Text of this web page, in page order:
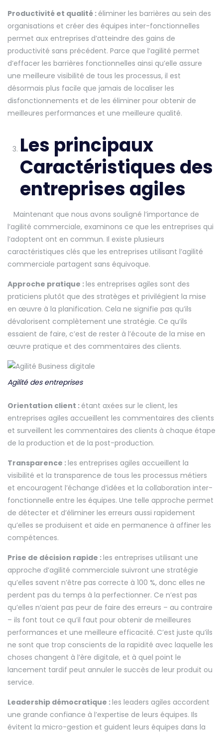
Productivité et qualité : éliminer les barrières au sein des
organisations et créer des équipes inter-fonctionnelles
permet aux entreprises d’atteindre des gains de
productivité sans précédent. Parce que l’agilité permet
d’effacer les barrières fonctionnelles ainsi qu’elle assure
une meilleure visibilité de tous les processus, il est
désormais plus facile que jamais de localiser les
disfonctionnements et de les éliminer pour obtenir de
meilleures performances et une meilleure qualité.
Les principaux
Caractéristiques des
entreprises agiles
Maintenant que nous avons souligné l’importance de
l’agilité commerciale, examinons ce que les entreprises qui
l’adoptent ont en commun. Il existe plusieurs
caractéristiques clés que les entreprises utilisant l’agilité
commerciale partagent sans équivoque.
Approche pratique :les entreprises agiles sont des
praticiens plutôt que des stratèges et privilégient la mise
en œuvre à la planification. Cela ne signifie pas qu’ils
dévalorisent complètement une stratégie. Ce qu’ils
essaient de faire, c’est de rester à l’écoute de la mise en
œuvre pratique et des commentaires des clients.
Agilité des entreprises
Orientation client : étant axées sur le client, les
entreprises agiles accueillent les commentaires des clients
et surveillent les commentaires des clients à chaque étape
de la production et de la post-production.
Transparence :les entreprises agiles accueillent la
visibilité et la transparence de tous les processus métiers
et encouragent l’échange d’idées et la collaboration inter-
fonctionnelle entre les équipes. Une telle approche permet
de détecter et d’éliminer les erreurs aussi rapidement
qu’elles se produisent et aide en permanence à affiner les
compétences.
Prise de décision rapide :les entreprises utilisant une
approche d’agilité commerciale suivront une stratégie
qu’elles savent n’être pas correcte à 100 %, donc elles ne
perdent pas du temps à la perfectionner. Ce n’est pas
qu’elles n’aient pas peur de faire des erreurs – au contraire
– ils font tout ce qu’il faut pour obtenir de meilleures
performances et une meilleure efficacité. C’est juste qu’ils
ne sont que trop conscients de la rapidité avec laquelle les
choses changent à l’ère digitale, et à quel point le
lancement tardif peut annuler le succès de leur produit ou
service.
Leadership démocratique :les leaders agiles accordent
une grande confiance à l’expertise de leurs équipes. Ils
évitent la micro-gestion et guident leurs équipes dans la